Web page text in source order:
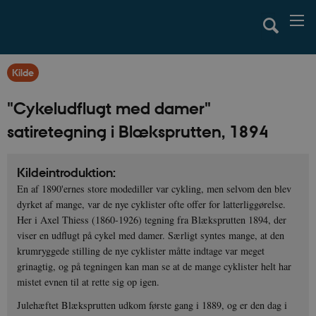
Kilde
"Cykeludflugt med damer"
satiretegning i Blæksprutten, 1894
Kildeintroduktion:
En af 1890'ernes store modediller var cykling, men selvom den blev
dyrket af mange, var de nye cyklister ofte offer for latterliggørelse.
Her i Axel Thiess (1860-1926) tegning fra Blæksprutten 1894, der
viser en udflugt på cykel med damer. Særligt syntes mange, at den
krumryggede stilling de nye cyklister måtte indtage var meget
grinagtig, og på tegningen kan man se at de mange cyklister helt har
mistet evnen til at rette sig op igen.
Julehæftet Blæksprutten udkom første gang i 1889, og er den dag i